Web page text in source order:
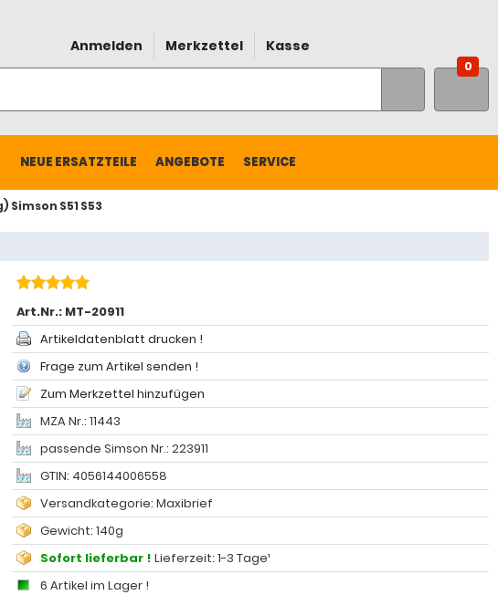
Anmelden Merkzettel Kasse
0
NEUE ERSATZTEILE ANGEBOTE SERVICE
S51 S53
Art.Nr.: MT-20911
Artikeldatenblatt drucken !
Frage zum Artikel senden !
Zum Merkzettel hinzufügen
MZA Nr.: 11443
passende Simson Nr.: 223911
GTIN: 4056144006558
Versandkategorie: Maxibrief
Gewicht: 140g
Sofort lieferbar ! Lieferzeit: 1-3 Tage¹
6 Artikel im Lager !